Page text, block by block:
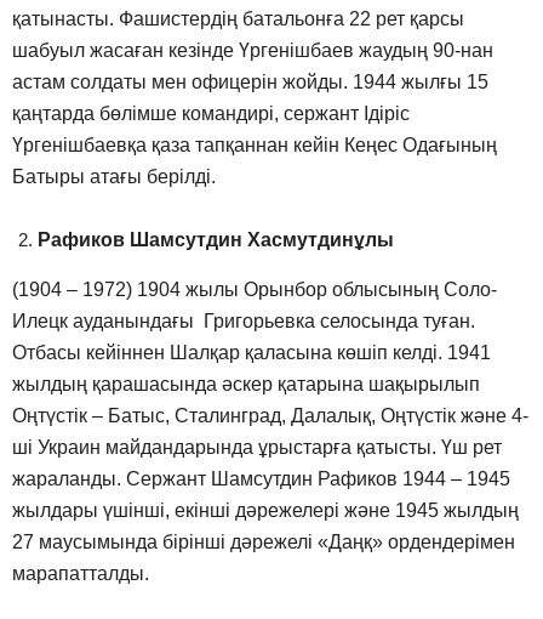
қатынасты. Фашистердің батальонға 22 рет қарсы
шабуыл жасаған кезінде Үргенішбаев жаудың 90-нан
астам солдаты мен офицерін жойды. 1944 жылғы 15
қаңтарда бөлімше командирі, сержант Ідіріс
Үргенішбаевқа қаза тапқаннан кейін Кеңес Одағының
Батыры атағы берілді.
Рафиков Шамсутдин Хасмутдинұлы
(1904 – 1972) 1904 жылы Орынбор облысының Соло-
Илецк ауданындағы Григорьевка селосында туған.
Отбасы кейіннен Шалқар қаласына көшіп келді. 1941
жылдың қарашасында әскер қатарына шақырылып
Оңтүстік – Батыс, Сталинград, Далалық, Оңтүстік және 4-
ші Украин майдандарында ұрыстарға қатысты. Үш рет
жараланды. Сержант Шамсутдин Рафиков 1944 – 1945
жылдары үшінші, екінші дәрежелері және 1945 жылдың
27 маусымында бірінші дәрежелі «Даңқ» ордендерімен
марапатталды.